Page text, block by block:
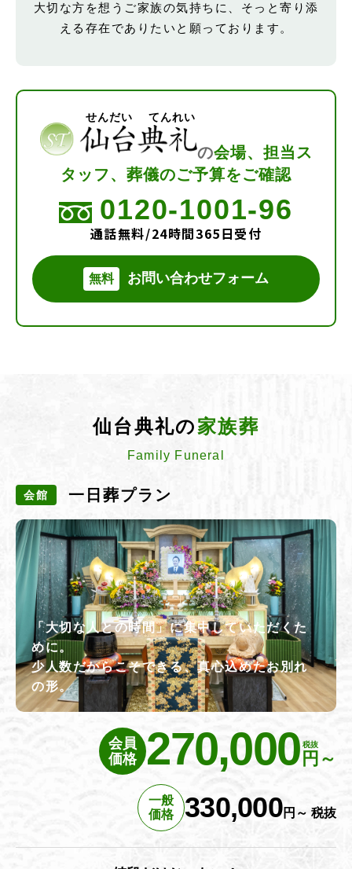
大切な方を想うご家族の気持ちに、そっと寄り添
える存在でありたいと願っております。
せんだい てんれい
の会場、担当ス
タッフ、葬儀のご予算をご確認
0120-1001-96
通話無料/24時間365日受付
無料 お問い合わせフォーム
仙台典礼の家族葬
Family Funeral
会館 一日葬プラン
「大切な人との時間」に集中していただくた
めに。
少人数だからこそできる、真心込めたお別れ
の形。
会員
価格
270,000 円～
税抜
一般
価格
330,000円～ 税抜